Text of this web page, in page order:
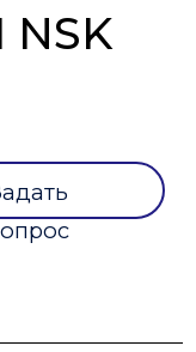
NSK